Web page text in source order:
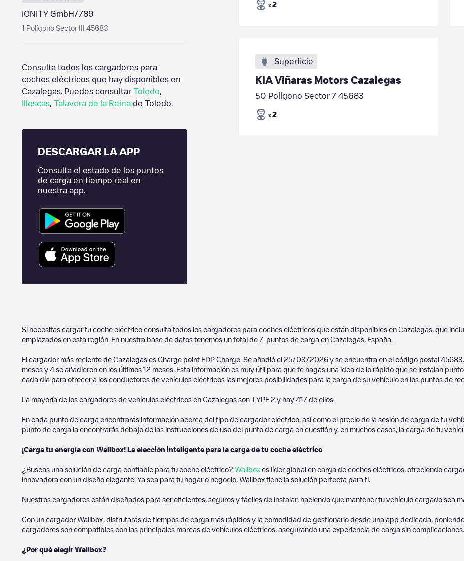
IONITY GmbH/789
1 Polígono Sector III 45683
Consulta todos los cargadores para
coches eléctricos que hay disponibles en
Cazalegas . Puedes consultarToledo
Illescas Talavera de la Reina de Toledo
DESCARGAR LA APP
Consulta el estado de los puntos
de carga en tiempo real en
nuestra app.
x 2
Superficie
KIA Viñaras Motors Cazalegas
50 Polígono Sector 7 45683
x 2
Si necesitas cargar tu coche eléctrico consulta todos los cargadores para coches eléctricos que están disponibles en Cazalegas , que
emplazados en esta región. En nuestra base de datos tenemos un total de 7 puntos de carga en Cazalegas España
El cargador más reciente de Cazalegas es Charge point EDP Charge . Se añadió el 25/03/2026 y se encuentra en el código postal 45683
meses y 4 se añadieron en los últimos 12 meses. Esta información es muy útil para que te hagas una idea de lo rápido que se instalan
cada día para ofrecer a los conductores de vehículos eléctricos las mejores posibilidades para la carga de su vehículo en los puntos de
La mayoría de los cargadores de vehículos eléctricos en Cazalegas son TYPE 2 y hay 417 de ellos.
En cada punto de carga encontrarás información acerca del tipo de cargador eléctrico, así como el precio de la sesión de carga de tu
punto de carga la encontrarás debajo de las instrucciones de uso del punto de carga en cuestión y, en muchos casos, la carga de tu
¡Carga tu energía con Wallbox! La elección inteligente para la carga de tu coche eléctrico
¿Buscas una solución de carga confiable para tu coche eléctrico? Wallbox es líder global en carga de coches eléctricos, ofreciendo
innovadora con un diseño elegante. Ya sea para tu hogar o negocio, Wallbox tiene la solución perfecta para ti.
Nuestros cargadores están diseñados para ser eficientes, seguros y fáciles de instalar, haciendo que mantener tu vehículo cargado sea
Con un cargador Wallbox, disfrutarás de tiempos de carga más rápidos y la comodidad de gestionarlo desde una app dedicada,
cargadores son compatibles con las principales marcas de vehículos eléctricos, asegurando una experiencia de carga sin complicaciones.
¿Por qué elegir Wallbox?